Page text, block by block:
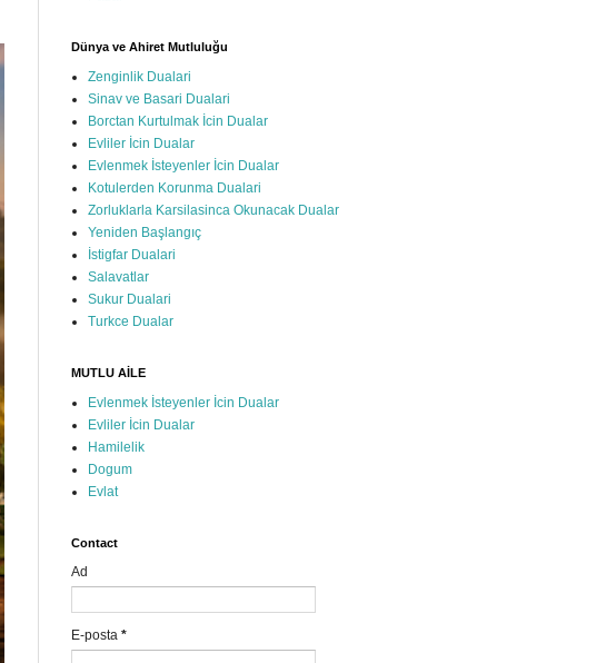
Dünya ve Ahiret Mutluluğu
Zenginlik Dualari
Sinav ve Basari Dualari
Borctan Kurtulmak İcin Dualar
Evliler İcin Dualar
Evlenmek İsteyenler İcin Dualar
Kotulerden Korunma Dualari
Zorluklarla Karsilasinca Okunacak Dualar
Yeniden Başlangıç
İstigfar Dualari
Salavatlar
Sukur Dualari
Turkce Dualar
MUTLU AİLE
Evlenmek İsteyenler İcin Dualar
Evliler İcin Dualar
Hamilelik
Dogum
Evlat
Contact
Ad
E-posta *